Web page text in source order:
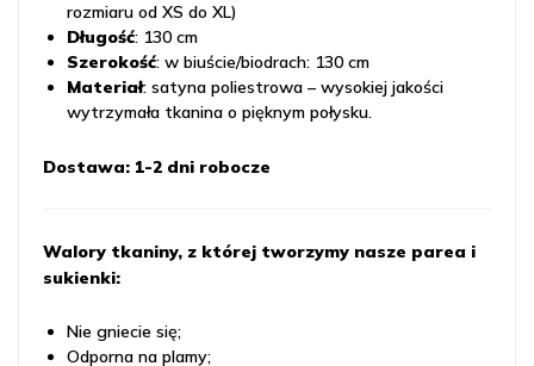
rozmiaru od XS do XL)
Długość: 130 cm
Szerokość: w biuście/biodrach: 130 cm
Materiał: satyna poliestrowa – wysokiej jakości
wytrzymała tkanina o pięknym połysku.
Dostawa: 1-2 dni robocze
Walory tkaniny, z której tworzymy nasze parea i
sukienki:
Nie gniecie się;
Odporna na plamy;